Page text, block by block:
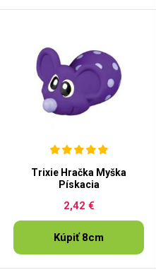
Trixie Hračka Myška
Pískacia
2,42 €
Kúpiť 8cm